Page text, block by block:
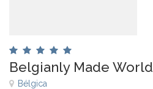
Belgianly Made World
Bélgica